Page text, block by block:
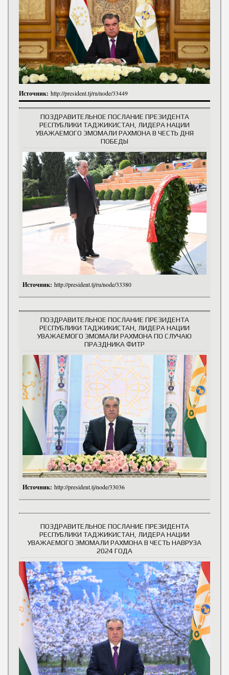
Источник: http://president.tj/ru/node/33449
ПОЗДРАВИТЕЛЬНОЕ ПОСЛАНИЕ ПРЕЗИДЕНТА
РЕСПУБЛИКИ ТАДЖИКИСТАН, ЛИДЕРА НАЦИИ
УВАЖАЕМОГО ЭМОМАЛИ РАХМОНА В ЧЕСТЬ ДНЯ
ПОБЕДЫ
Источник: http://president.tj/ru/node/33380
ПОЗДРАВИТЕЛЬНОЕ ПОСЛАНИЕ ПРЕЗИДЕНТА
РЕСПУБЛИКИ ТАДЖИКИСТАН, ЛИДЕРА НАЦИИ
УВАЖАЕМОГО ЭМОМАЛИ РАХМОНА ПО СЛУЧАЮ
ПРАЗДНИКА ФИТР
Источник: http://president.tj/node/33036
ПОЗДРАВИТЕЛЬНОЕ ПОСЛАНИЕ ПРЕЗИДЕНТА
РЕСПУБЛИКИ ТАДЖИКИСТАН, ЛИДЕРА НАЦИИ
УВАЖАЕМОГО ЭМОМАЛИ РАХМОНА В ЧЕСТЬ НАВРУЗА
2024 ГОДА